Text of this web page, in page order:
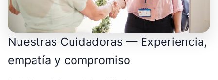
Nuestras Cuidadoras — Experiencia,
empatía y compromiso